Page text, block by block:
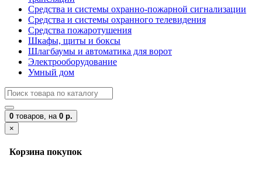
Средства и системы охранно-пожарной сигнализации
Средства и системы охранного телевидения
Средства пожаротушения
Шкафы, щиты и боксы
Шлагбаумы и автоматика для ворот
Электрооборудование
Умный дом
0 товаров, на 0 р.
×
Корзина покупок